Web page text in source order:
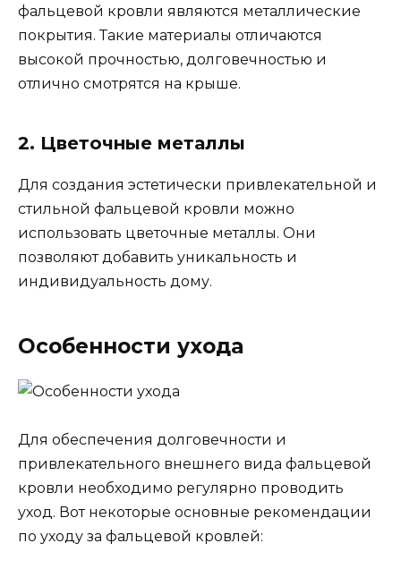
фальцевой кровли являются металлические
покрытия. Такие материалы отличаются
высокой прочностью, долговечностью и
отлично смотрятся на крыше.
2. Цветочные металлы
Для создания эстетически привлекательной и
стильной фальцевой кровли можно
использовать цветочные металлы. Они
позволяют добавить уникальность и
индивидуальность дому.
Особенности ухода
Для обеспечения долговечности и
привлекательного внешнего вида фальцевой
кровли необходимо регулярно проводить
уход. Вот некоторые основные рекомендации
по уходу за фальцевой кровлей: